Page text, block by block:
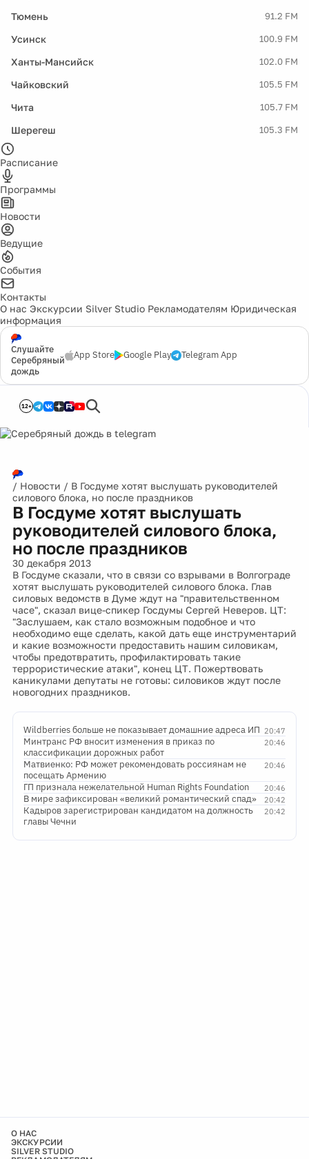
Тюмень 91.2 FM
Усинск 100.9 FM
Ханты-Мансийск 102.0 FM
Чайковский 105.5 FM
Чита 105.7 FM
Шерегеш 105.3 FM
Расписание
Программы
Новости
Ведущие
События
Контакты
О нас Экскурсии Silver Studio Рекламодателям Юридическая
информация
Слушайте
Серебряный
дождь
App Store Google Play Telegram App
12+
/ Новости / В Госдуме хотят выслушать руководителей
силового блока, но после праздников
В Госдуме хотят выслушать
руководителей силового блока,
но после праздников
30 декабря 2013
В Госдуме сказали, что в связи со взрывами в Волгограде
хотят выслушать руководителей силового блока. Глав
силовых ведомств в Думе ждут на "правительственном
часе", сказал вице-спикер Госдумы Сергей Неверов. ЦТ:
"Заслушаем, как стало возможным подобное и что
необходимо еще сделать, какой дать еще инструментарий
и какие возможности предоставить нашим силовикам,
чтобы предотвратить, профилактировать такие
террористические атаки", конец ЦТ. Пожертвовать
каникулами депутаты не готовы: силовиков ждут после
новогодних праздников.
20:47
Wildberries больше не показывает домашние адреса ИП
20:46
Минтранс РФ вносит изменения в приказ по
классификации дорожных работ
20:46
Матвиенко: РФ может рекомендовать россиянам не
посещать Армению
20:46
ГП признала нежелательной Human Rights Foundation
20:42
В мире зафиксирован «великий романтический спад»
20:42
Кадыров зарегистрирован кандидатом на должность
главы Чечни
О НАС
ЭКСКУРСИИ
SILVER STUDIO